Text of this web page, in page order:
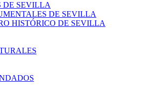
DE SEVILLA
DE SEVILLA
HISTÓRICO DE SEVILLA